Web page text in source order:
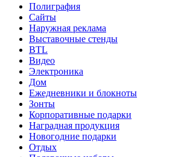
Полиграфия
Сайты
Наружная реклама
Выставочные стенды
BTL
Видео
Электроника
Дом
Ежедневники и блокноты
Зонты
Корпоративные подарки
Наградная продукция
Новогодние подарки
Отдых